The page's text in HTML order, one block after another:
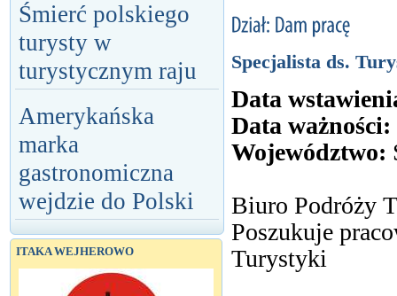
Śmierć polskiego
turysty w
turystycznym raju
Amerykańska
marka
gastronomiczna
wejdzie do Polski
ITAKA WEJHEROWO
Specjalista ds.
Data
Data ważności:
Województwo:
Biuro Podróży
Poszukuje
Turystyki